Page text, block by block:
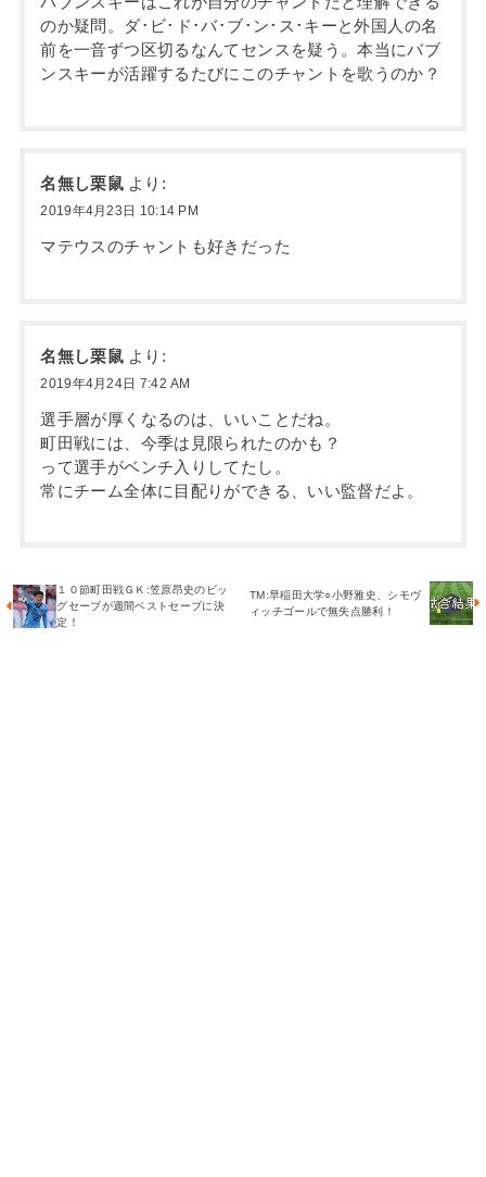
のか疑問。ダ･ビ･ド･バ･ブ･ン･ス･キーと外国人の名
前を一音ずつ区切るなんてセンスを疑う。本当にバブ
ンスキーが活躍するたびにこのチャントを歌うのか？
名無し栗鼠 より:
2019年4月23日 10:14 PM
マテウスのチャントも好きだった
名無し栗鼠 より:
2019年4月24日 7:42 AM
選手層が厚くなるのは、いいことだね。
町田戦には、今季は見限られたのかも？
って選手がベンチ入りしてたし。
常にチーム全体に目配りができる、いい監督だよ。
１０節町田戦ＧＫ:笠原昂史のビッ
グセーブが週間ベストセーブに決
定！
TM:早稲田大学○小野雅史、シモヴ
ィッチゴールで無失点勝利！